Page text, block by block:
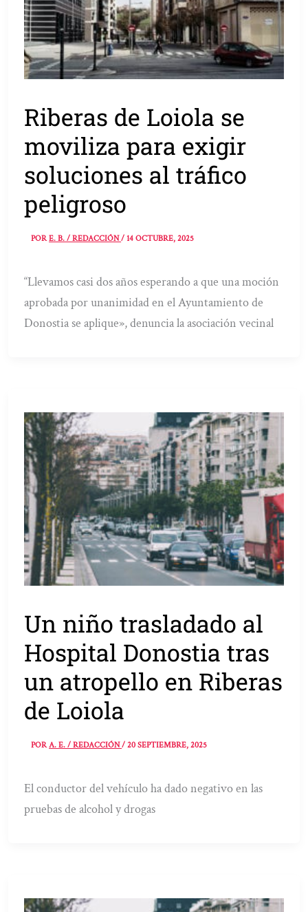
Riberas de Loiola se
moviliza para exigir
soluciones al tráfico
peligroso
PORE. B. / REDACCIÓN/14 OCTUBRE, 2025
“Llevamos casi dos años esperando a que una moción
aprobada por unanimidad en el Ayuntamiento de
Donostia se aplique», denuncia la asociación vecinal
Un niño trasladado al
Hospital Donostia tras
un atropello en Riberas
de Loiola
PORA. E. / REDACCIÓN/20 SEPTIEMBRE, 2025
El conductor del vehículo ha dado negativo en las
pruebas de alcohol y drogas